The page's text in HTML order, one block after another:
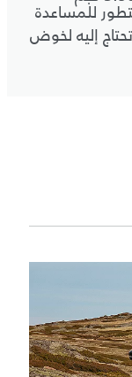
للمساعدة
إليه لخوض